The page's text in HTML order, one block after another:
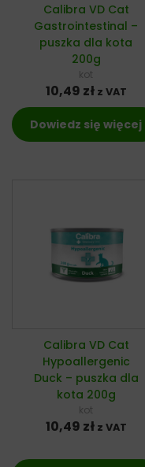
Calibra VD Cat
Gastrointestinal –
puszka dla kota
200g
kot
10,49 zł z VAT
Dowiedz się więcej
Calibra VD Cat
Hypoallergenic
Duck – puszka dla
kota 200g
kot
10,49 zł z VAT